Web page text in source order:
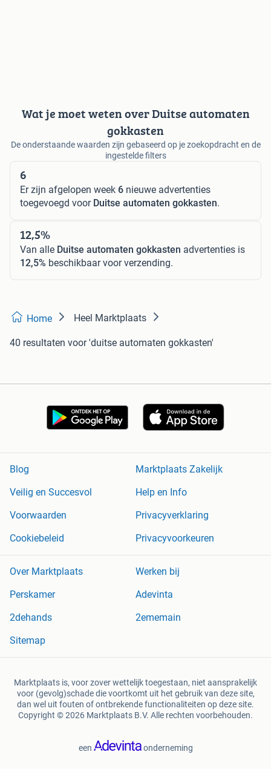
Wat je moet weten over Duitse automaten
gokkasten
De onderstaande waarden zijn gebaseerd op je zoekopdracht en de
ingestelde filters
6
Er zijn afgelopen week 6 nieuwe advertenties
toegevoegd voor Duitse automaten gokkasten.
12,5%
Van alle Duitse automaten gokkasten advertenties is
12,5% beschikbaar voor verzending.
Home Heel Marktplaats
40 resultaten voor 'duitse automaten gokkasten'
Blog
Marktplaats Zakelijk
Veilig en Succesvol
Help en Info
Voorwaarden
Privacyverklaring
Cookiebeleid
Privacyvoorkeuren
Over Marktplaats
Werken bij
Perskamer
Adevinta
2dehands
2ememain
Sitemap
Marktplaats is, voor zover wettelijk toegestaan, niet aansprakelijk
voor (gevolg)schade die voortkomt uit het gebruik van deze site,
dan wel uit fouten of ontbrekende functionaliteiten op deze site.
Copyright © 2026 Marktplaats B.V. Alle rechten voorbehouden.
een onderneming